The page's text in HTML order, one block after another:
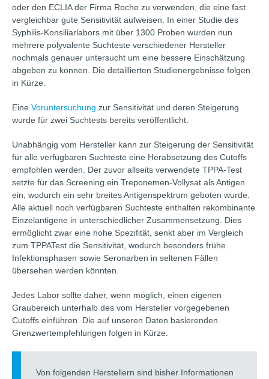
oder den ECLIA der Firma Roche zu verwenden, die eine fast
vergleichbar gute Sensitivität aufweisen. In einer Studie des
Syphilis-Konsiliarlabors mit über 1300 Proben wurden nun
mehrere polyvalente Suchteste verschiedener Hersteller
nochmals genauer untersucht um eine bessere Einschätzung
abgeben zu können. Die detaillierten Studienergebnisse folgen
in Kürze.
Eine Voruntersuchung zur Sensitivität und deren Steigerung
wurde für zwei Suchtests bereits veröffentlicht.
Unabhängig vom Hersteller kann zur Steigerung der Sensitivität
für alle verfügbaren Suchteste eine Herabsetzung des Cutoffs
empfohlen werden. Der zuvor allseits verwendete TPPA-Test
setzte für das Screening ein Treponemen-Vollysat als Antigen
ein, wodurch ein sehr breites Antigenspektrum geboten wurde.
Alle aktuell noch verfügbaren Suchteste enthalten rekombinante
Einzelantigene in unterschiedlicher Zusammensetzung. Dies
ermöglicht zwar eine hohe Spezifität, senkt aber im Vergleich
zum TPPATest die Sensitivität, wodurch besonders frühe
Infektionsphasen sowie Seronarben in seltenen Fällen
übersehen werden könnten.
Jedes Labor sollte daher, wenn möglich, einen eigenen
Graubereich unterhalb des vom Hersteller vorgegebenen
Cutoffs einführen. Die auf unseren Daten basierenden
Grenzwertempfehlungen folgen in Kürze.
Von folgenden Herstellern sind bisher Informationen